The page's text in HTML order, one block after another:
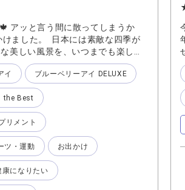
アッと言う間に散ってしまうか
けました。 日本には素敵な四季が
美しい風景を、いつまでも楽しめ
ルーベリーアイ』のシリーズは
みの注目健康成分である「アント
ビルベリー」を使用していること
細）化し、吸収量を約2倍アップ
によって、溶け出す速さが約10倍
抜いています。 🔵 1粒に28種類の
スをはじめとするわかさ生活がこ
ベリーの茎や葉などのひとみとか
年の実績に確かな証しがありま
』シリーズで、しっかりとやって
イ ブルーベリーアイ DELUXE
the Best
リメント
ツ・運動 お出かけ
康になりたい